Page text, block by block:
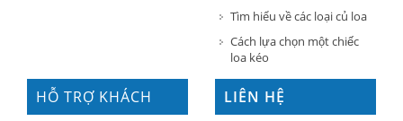
Tìm hiểu về các loại củ loa
Cách lựa chọn một chiếc
loa kéo
HỖ TRỢ KHÁCH
LIÊN HỆ